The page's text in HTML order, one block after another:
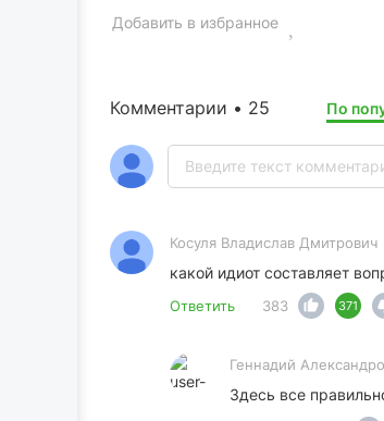
Добавить в избранное
Комментарии • 25 По
Косуля Владислав Дмитрович
какой идиот составляет
Ответить 383 371
Геннадий
Здесь все